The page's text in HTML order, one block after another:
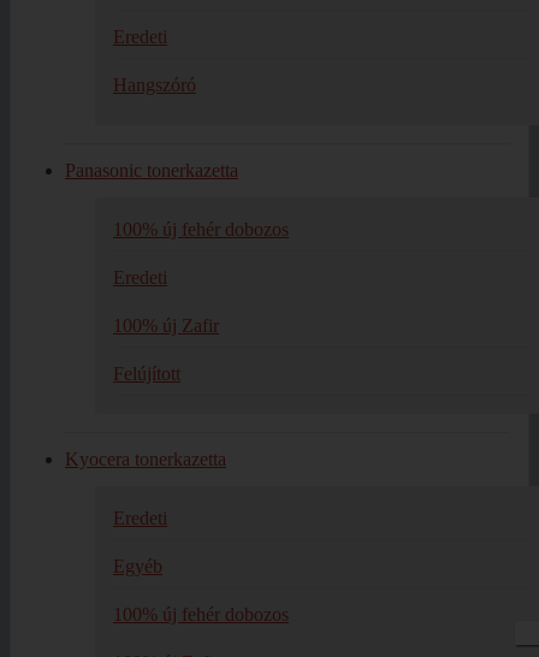
Eredeti
Hangszóró
Panasonic tonerkazetta
100% új fehér dobozos
Eredeti
100% új Zafir
Felújított
Kyocera tonerkazetta
Eredeti
Egyéb
100% új fehér dobozos